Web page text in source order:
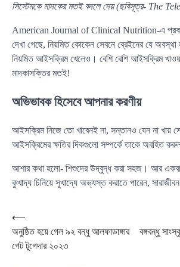
সিস্টেমকে মাদকের মতই বদলে দেয় (ছবিসূত্র- The
American Journal of Clinical Nutrition-এ
দেখা গেছে, নিয়মিত কোকেন সেবনে ব্রেইনের যে
নিয়মিত আইসক্রিম খেলেও। বেশি বেশি আইসক্রিম
মাদকাসক্তির মতই!
অভিভাবক হিসেবে আপনার করণীয়
আইসক্রিম নিজে তো খাবেনই না, সন্তানও যেন না খায়
আইসক্রিমের ক্ষতির দিকগুলো সম্পর্কে তাকে অবহিত
আশার কথা হলো- শিশুদের উদ্বুদ্ধ করা সহজ। আর
কুখাদ্য চিনিয়ে সুখাদ্যে অভ্যস্ত করাতে পারেন,
Post
navigation
⟵
অনুষ্ঠিত হয়ে গেল ৯২ বন্ধু আলফাডাঙ্গার
গেট টুগেদার ২০২৩
বঙ্গবন্ধু